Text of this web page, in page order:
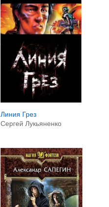
Линия Грез
Сергей Лукьяненко